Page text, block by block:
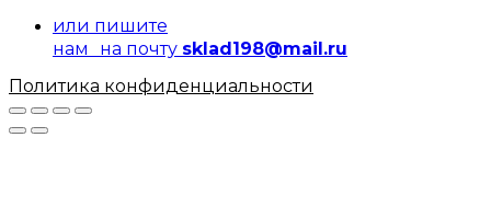
или пишите
нам на почту sklad198@mail.ru
Политика конфиденциальности